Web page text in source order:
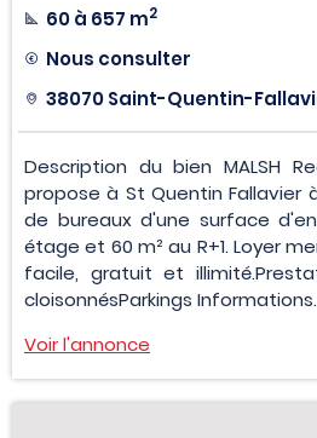
60 à 657 m2
Nous consulter
38070 Saint-Quentin-
Description du bien MALSH
propose à St Quentin Fallavier
de bureaux d'une surface
étage et 60 m² au R+1. Loyer
facile, gratuit et
cloisonnésParkings
Voir l'annonce